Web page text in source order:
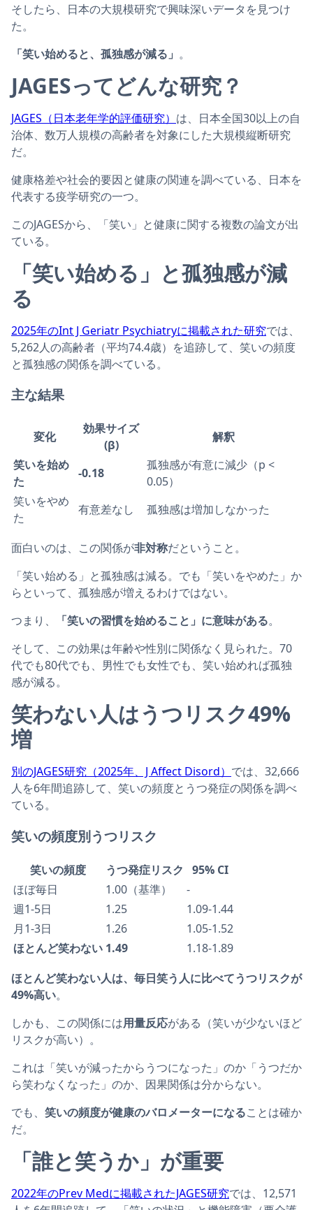
そしたら、日本の大規模研究で興味深いデータを見つけ
た。
「笑い始めると、孤独感が減る」 。
JAGESってどんな研究？
JAGES（日本老年学的評価研究） は、日本全国30以上の自
治体、数万人規模の高齢者を対象にした大規模縦断研究
だ。
健康格差や社会的要因と健康の関連を調べている、日本を
代表する疫学研究の一つ。
このJAGESから、「笑い」と健康に関する複数の論文が出
ている。
「笑い始める」と孤独感が減
る
2025年のInt J Geriatr Psychiatryに掲載された研究では、
5,262人の高齢者（平均74.4歳）を追跡して、笑いの頻度
と孤独感の関係を調べている。
主な結果
変化
効果サイズ
(β)
解釈
笑いを始め
た
-0.18
孤独感が有意に減少（p <
0.05）
笑いをやめ
た
有意差なし 孤独感は増加しなかった
面白いのは、この関係が非対称だということ。
「笑い始める」と孤独感は減る。でも「笑いをやめた」か
らといって、孤独感が増えるわけではない。
つまり、
「笑いの習慣を始めること」に意味がある。
そして、この効果は年齢や性別に関係なく見られた。70
代でも80代でも、男性でも女性でも、笑い始めれば孤独
感が減る。
笑わない人はうつリスク49%
増
別のJAGES研究（2025年、J Affect Disord） では、32,666
人を6年間追跡して、笑いの頻度とうつ発症の関係を調べ
ている。
笑いの頻度別うつリスク
笑いの頻度 うつ発症リスク
95% CI
ほぼ毎日
1.00（基準）
-
週1-5日
1.25
1.09-1.44
月1-3日
1.26
1.05-1.52
ほとんど笑わない 1.49
1.18-1.89
ほとんど笑わない人は、毎日笑う人に比べてうつリスクが
49%高い。
しかも、この関係には用量反応がある（笑いが少ないほど
リスクが高い）。
これは「笑いが減ったからうつになった」のか「うつだか
ら笑わなくなった」のか、因果関係は分からない。
でも、 笑いの頻度が健康のバロメーターになることは確か
だ。
「誰と笑うか」が重要
2022年のPrev Medに掲載されたJAGES研究では、12,571